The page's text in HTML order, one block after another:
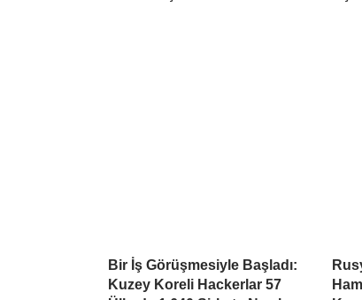
Bir İş Görüşmesiyle Başladı:
Kuzey Koreli Hackerlar 57